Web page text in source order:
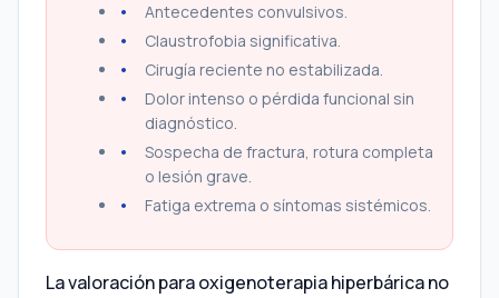
Antecedentes convulsivos.
Claustrofobia significativa.
Cirugía reciente no estabilizada.
Dolor intenso o pérdida funcional sin
diagnóstico.
Sospecha de fractura, rotura completa
o lesión grave.
Fatiga extrema o síntomas sistémicos.
La valoración para oxigenoterapia hiperbárica no